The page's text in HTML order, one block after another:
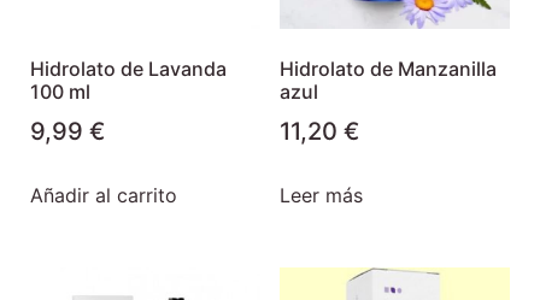
Hidrolato de Lavanda
100 ml
9,99 €
Añadir al carrito
Hidrolato de Manzanilla
azul
11,20 €
Leer más